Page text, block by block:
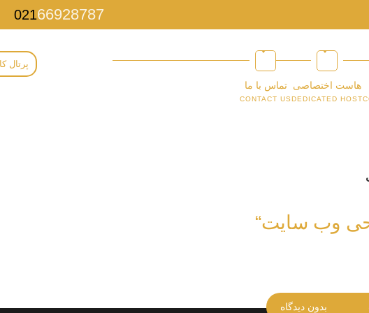
02166928787
هاست اختصاصی
DEDICATED HOST
تماس با ما
CONTACT US
پرتال
وب سایت“
بدون دیدگاه